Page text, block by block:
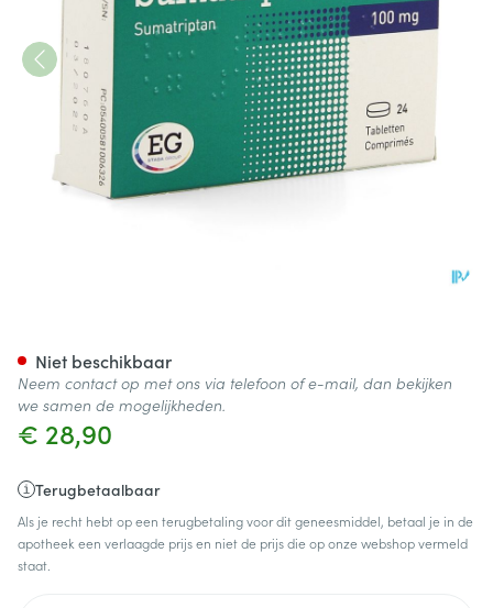
€ 28,90
Terugbetaalbaar
Als je recht hebt op een terugbetaling voor dit geneesmiddel, betaal je in de
apotheek een verlaagde prijs en niet de prijs die op onze webshop vermeld
staat.
Niet beschikbaar
Neem contact op met ons via telefoon of e-mail, dan bekijken
we samen de mogelijkheden.